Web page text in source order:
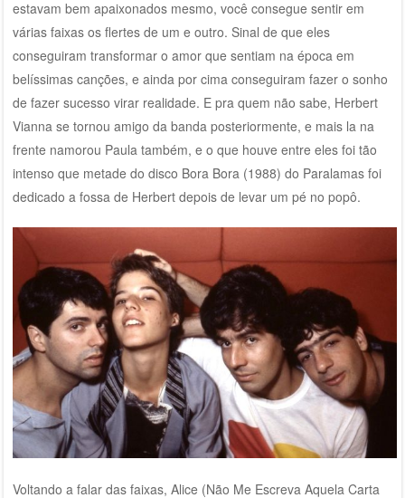
estavam bem apaixonados mesmo, você consegue sentir em
várias faixas os flertes de um e outro. Sinal de que eles
conseguiram transformar o amor que sentiam na época em
belíssimas canções, e ainda por cima conseguiram fazer o sonho
de fazer sucesso virar realidade. E pra quem não sabe, Herbert
Vianna se tornou amigo da banda posteriormente, e mais la na
frente namorou Paula também, e o que houve entre eles foi tão
intenso que metade do disco Bora Bora (1988) do Paralamas foi
dedicado a fossa de Herbert depois de levar um pé no popô.
Voltando a falar das faixas, Alice (Não Me Escreva Aquela Carta